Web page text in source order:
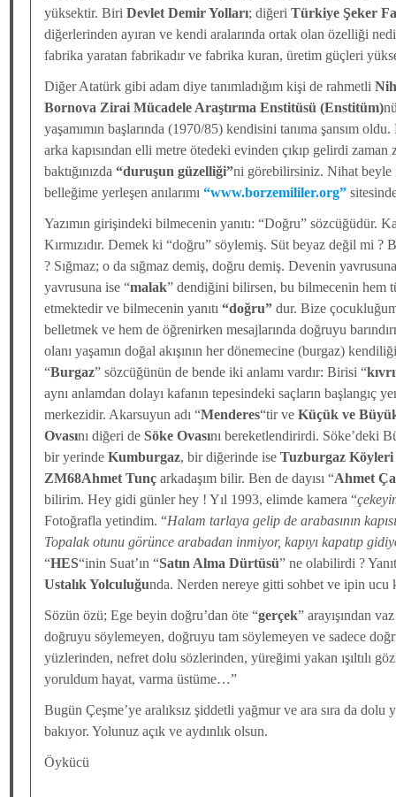
yüksektir. Biri Devlet Demir Yolları; diğeri Türkiye Şeker
diğerlerinden ayıran ve kendi aralarında ortak olan özelliği
fabrika yaratan fabrikadır ve fabrika kuran, üretim güçleri
Diğer Atatürk gibi adam diye tanımladığım kişi de rahmetli
Bornova Zirai Mücadele Araştırma Enstitüsü (Enstitüm)
yaşamımın başlarında (1970/85) kendisini tanıma şansım
arka kapısından elli metre ötedeki evinden çıkıp gelirdi zaman
baktığınızda “duruşun güzelliği”ni görebilirsiniz. Nihat
belleğime yerleşen anılarımı “www.borzemililer.org”
Yazımın girişindeki bilmecenin yanıtı: “Doğru” sözcüğüdür.
Kırmızıdır. Demek ki “doğru” söylemiş. Süt beyaz değil mi ?
? Sığmaz; o da sığmaz demiş, doğru demiş. Devenin
yavrusuna ise “malak” dendiğini bilirsen, bu bilmecenin hem
etmektedir ve bilmecenin yanıtı “doğru” dur. Bize
belletmek ve hem de öğrenirken mesajlarında doğruyu
olanı yaşamın doğal akışının her dönemecine (burgaz)
“Burgaz” sözcüğünün de bende iki anlamı vardır: Birisi “
aynı anlamdan dolayı kafanın tepesindeki saçların başlangıç
merkezidir. Akarsuyun adı “Menderes“tir ve Küçük ve
Ovasını diğeri de Söke Ovasını bereketlendirirdi. Söke’deki
bir yerinde Kumburgaz, bir diğerinde ise Tuzburgaz Köyleri
ZM68Ahmet Tunç arkadaşım bilir. Ben de dayısı “Ahmet
bilirim. Hey gidi günler hey ! Yıl 1993, elimde kamera “
Fotoğrafla yetindim. “Halam tarlaya gelip de arabasının
Topalak otunu görünce arabadan inmiyor, kapıyı kapatıp
“HES“inin Suat’ın “Satın Alma Dürtüsü” ne olabilirdi ?
Ustalık Yolculuğunda. Nerden nereye gitti sohbet ve ipin ucu
Sözün özü; Ege beyin doğru’dan öte “gerçek” arayışından
doğruyu söylemeyen, doğruyu tam söylemeyen ve sadece
yüzlerinden, nefret dolu sözlerinden, yüreğimi yakan ışıltılı
yoruldum hayat, varma üstüme…”
Bugün Çeşme’ye aralıksız şiddetli yağmur ve ara sıra da dolu
bakıyor. Yolunuz açık ve aydınlık olsun.
Öykücü